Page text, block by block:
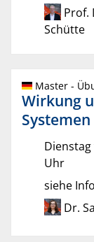
Prof.
Schütte
Master -
Wirkung
Systemen
Uhr
siehe
Dr.